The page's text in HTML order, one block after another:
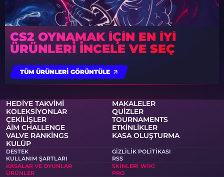
CS2 OYNAMAK IÇIN EN IYI
ÜRÜNLERI INCELE VE SEÇ
TÜM ÜRÜNLERI GÖRÜNTÜLE
HEDIYE TAKVIMI
MAKALELER
KOLEKSIYONLAR
QUIZLER
ÇEKILIŞLER
TOURNAMENTS
AIM CHALLENGE
ETKINLIKLER
VALVE RANKINGS
KASA OLUŞTURMA
KULÜP
DESTEK
GIZLILIK POLITIKASI
KULLANIM ŞARTLARI
RSS
KASALAR VE OYUNLAR
SKINLERI WIKI
ÜRÜNLER
PRO